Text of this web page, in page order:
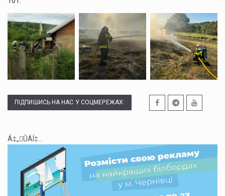
ПІДПИШИСЬ НА НАС У СОЦМЕРЕЖАХ:
Á‡„ÛÁÍ‡...